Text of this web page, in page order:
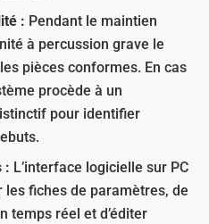
: Pendant le maintien
à percussion grave le
pièces conformes. En cas
procède à un
pour identifier
: L’interface logicielle sur PC
fiches de paramètres, de
temps réel et d’éditer